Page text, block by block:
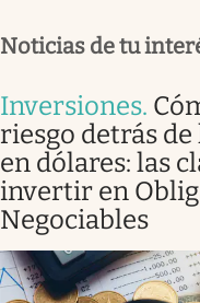
Noticias de tu
Inversiones.
riesgo detrás
en dólares: las
invertir en
Negociables